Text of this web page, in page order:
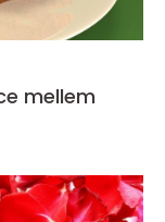
mellem